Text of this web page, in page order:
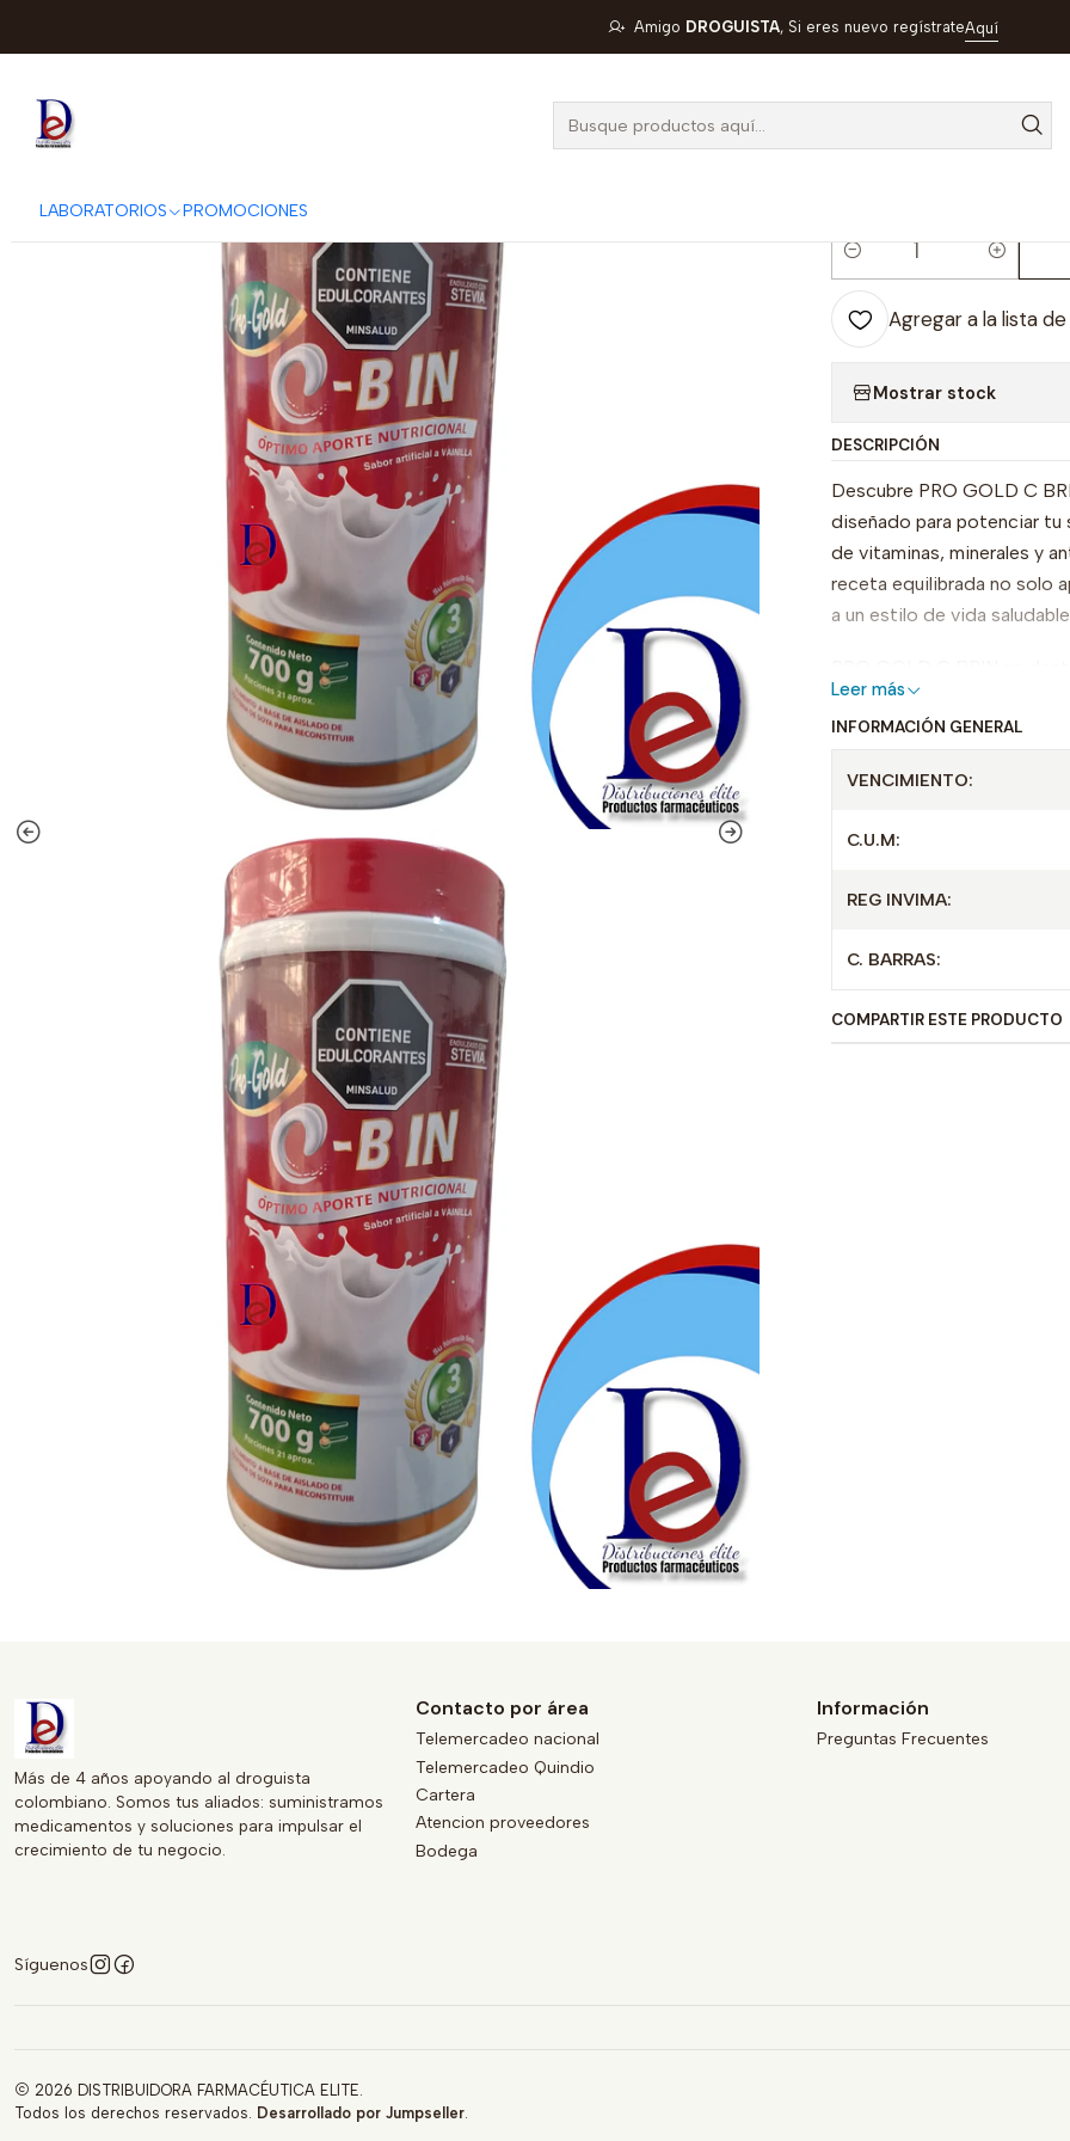
LABORATORIOS PROMOCIONES
Amigo DROGUISTA, Si eres nuevo regístrateAquí
PRO GOLD C BRIN X 700 GR- VITAMINAS +MINERALES +ANTIOXIDANTES-
PRO GOLD C
Cantidad
Agregar a la lista
Mostrar stock
DESCRIPCIÓN
Descubre PRO GOLD C
diseñado para potenciar tu
de vitaminas, minerales y
receta equilibrada no solo
a un estilo de vida
dieta diaria, lo que lo
buscan mejorar su
mejores ingredientes,
Leer más
INFORMACIÓN GENERAL
VENCIMIENTO:
C.U.M:
REG INVIMA:
C. BARRAS:
COMPARTIR ESTE PRODUCTO
Más de 4 años apoyando al droguista
colombiano. Somos tus aliados: suministramos
medicamentos y soluciones para impulsar el
crecimiento de tu negocio.
Síguenos
Contacto por área
Telemercadeo nacional
Telemercadeo Quindio
Cartera
Atencion proveedores
Bodega
Información
Preguntas Frecuentes
2026 DISTRIBUIDORA FARMACÉUTICA ELITE.
Todos los derechos reservados. Desarrollado por Jumpseller.